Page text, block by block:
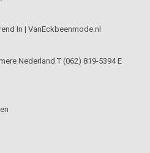
In | VanEckbeenmode.nl
Nederland T (062) 819-5394 E